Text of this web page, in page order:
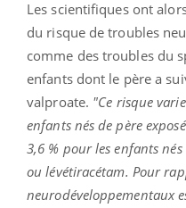
Les scientifiques ont
du risque de troubles
comme des troubles du
enfants dont le père a
valproate. "Ce risque
enfants nés de père
3,6 % pour les enfants
ou lévétiracétam. Pour
neurodéveloppementaux